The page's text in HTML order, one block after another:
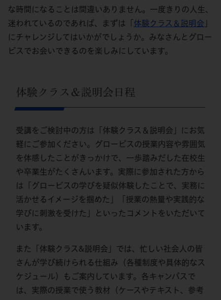
な時間になることは間違いありません。一度きりの人生、
迷われているのであれば、まずは「 体験クラス＆説明会
にチャレンジしてはいかがでしょうか。みなさんとグロー
ビスでお会いできるのを楽しみにしています。
体験クラス＆説明会日程
受講をご検討中の方は「体験クラス＆説明会」にお気
軽にご参加ください。グロービスの授業内容や雰囲気
を体感したことがきっかけで、一歩踏みだした在校生
や卒業生がたくさんいます。実際に参加された方から
は「グロービスの学びを疑似体験したことで、実務に
活かせるイメージを掴めた」「授業の熱量や実践的な
学びに刺激を受けた」といったコメントをいただいて
います。
また「体験クラス&説明会」では、忙しい社会人の皆
さんが学び続けられる仕組み（各種制度や具体的なス
ケジュール）もご案内しています。各キャンパスで
は、実際の授業で使う教材（ケースやテキスト、参考